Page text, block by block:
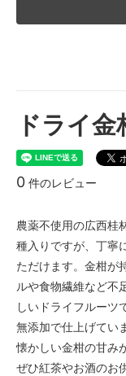
ドライ金
0 件のレビュー
農薬不使用の広西桂
種入りですが、丁寧
ただけます。金柑が
ルや食物繊維など不
しいドライフルーツ
無添加で仕上げてい
懐かしい金柑の甘み
ぜひ紅茶やお酒のお